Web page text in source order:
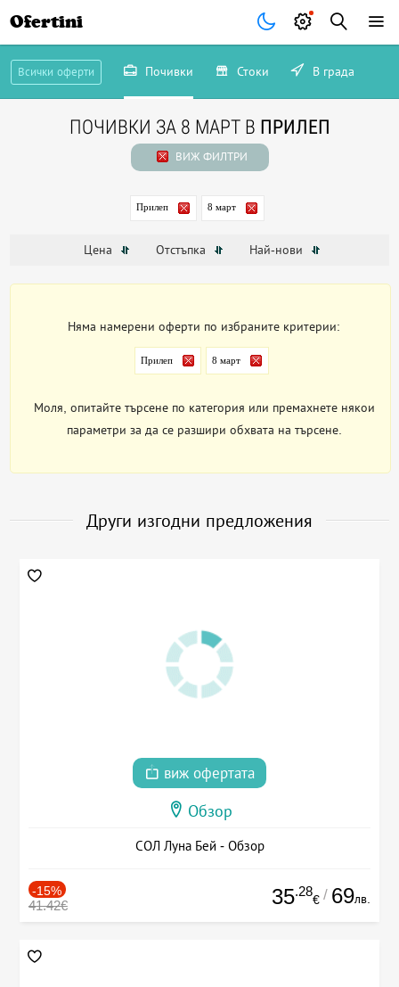
Ofertini
Всички оферти Почивки Стоки В града
ПОЧИВКИ ЗА 8 МАРТ В ПРИЛЕП
ВИЖ ФИЛТРИ
Прилеп 8 март
Цена Отстъпка Най-нови
Няма намерени оферти по избраните критерии:
Прилеп 8 март
Моля, опитайте търсене по категория или премахнете някои
параметри за да се разшири обхвата на търсене.
Други изгодни предложения
виж офертата
Обзор
СОЛ Луна Бей - Обзор
-15%
41.42€ 35.28
€ / 69лв.